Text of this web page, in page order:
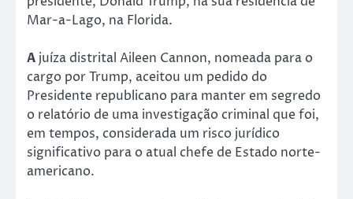
Mar-a-Lago, na Florida.
A juíza distrital Aileen Cannon, nomeada para o
cargo por Trump, aceitou um pedido do
Presidente republicano para manter em segredo
o relatório de uma investigação criminal que foi,
em tempos, considerada um risco jurídico
significativo para o atual chefe de Estado norte-
americano.